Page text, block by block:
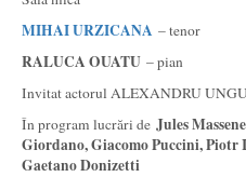
MIHAI URZICANA – tenor
RALUCA OUATU – pian
Invitat actorul ALEXANDRU
În program lucrări de Jules
Giordano, Giacomo Puccini, Piotr
Gaetano Donizetti